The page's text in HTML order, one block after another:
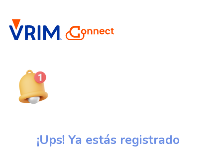
¡Ups! Ya estás registrado